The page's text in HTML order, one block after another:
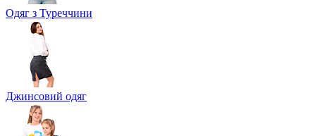
Одяг з Туреччини
Джинсовий одяг